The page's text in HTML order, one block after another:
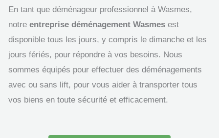
En tant que déménageur professionnel à Wasmes,
notre entreprise déménagement Wasmes est
disponible tous les jours, y compris le dimanche et les
jours fériés, pour répondre à vos besoins. Nous
sommes équipés pour effectuer des déménagements
avec ou sans lift, pour vous aider à transporter tous
vos biens en toute sécurité et efficacement.